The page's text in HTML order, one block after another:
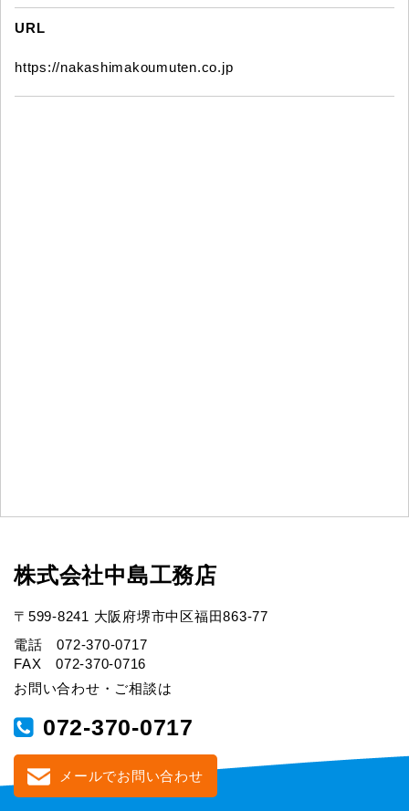
URL
https://nakashimakoumuten.co.jp
株式会社中島工務店
〒599-8241 大阪府堺市中区福田863-77
電話 072-370-0717
FAX 072-370-0716
お問い合わせ・ご相談は
072-370-0717
メールでお問い合わせ